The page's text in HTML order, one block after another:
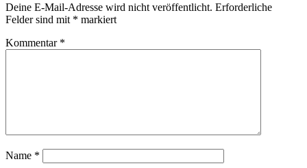
Deine E-Mail-Adresse wird nicht veröffentlicht. Erforderliche
Felder sind mit * markiert
Kommentar *
Name *